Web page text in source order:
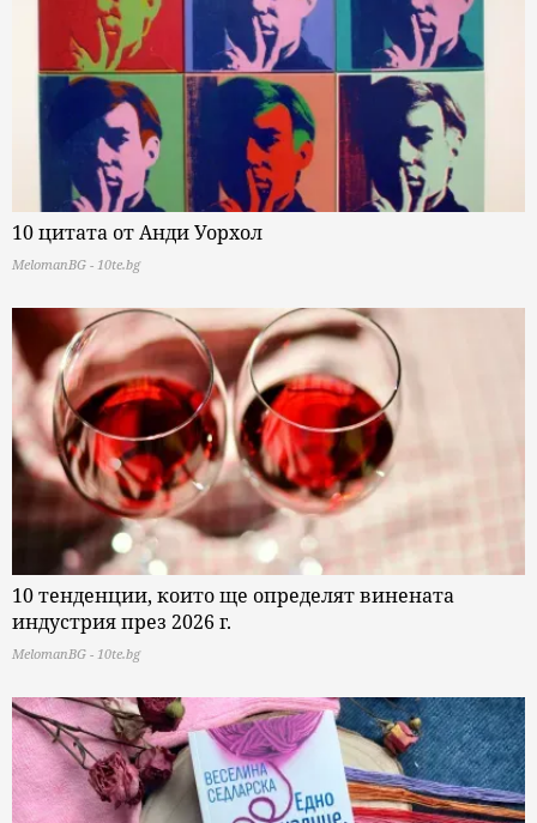
10 цитата от Анди Уорхол
MelomanBG - 10te.bg
10 тенденции, които ще определят винената
индустрия през 2026 г.
MelomanBG - 10te.bg